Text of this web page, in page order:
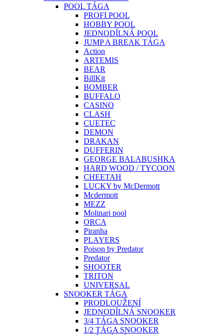
POOL TÁGA
PROFI POOL
HOBBY POOL
JEDNODÍLNÁ POOL
JUMP A BREAK TÁGA
Action
ARTEMIS
BEAR
BillKit
BOMBER
BUFFALO
CASINO
CLASH
CUETEC
DEMON
DRAKAN
DUFFERIN
GEORGE BALABUSHKA
HARD WOOD / TYCOON
CHEETAH
LUCKY by McDermott
Mcdermott
MEZZ
Molinari pool
ORCA
Piranha
PLAYERS
Poison by Predator
Predator
SHOOTER
TRITON
UNIVERSAL
SNOOKER TÁGA
PRODLOUŽENÍ
JEDNODÍLNÁ SNOOKER
3/4 TÁGA SNOOKER
1/2 TÁGA SNOOKER